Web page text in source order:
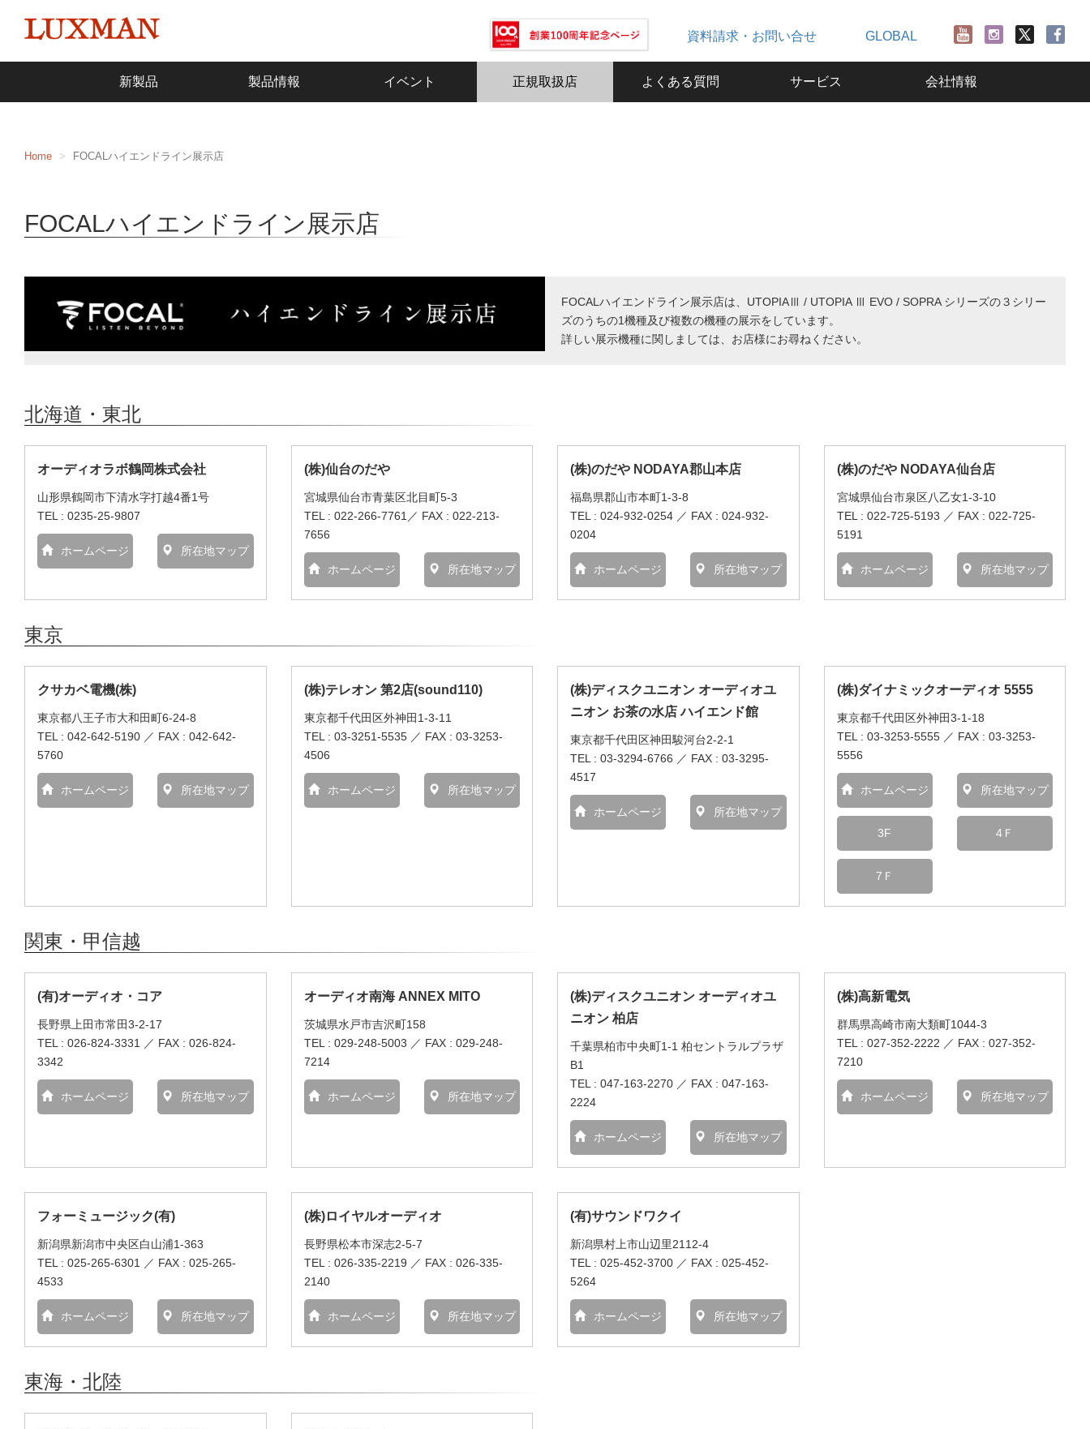
資料請求・お問い合せ GLOBAL
新製品 製品情報 イベント 正規取扱店 よくある質問 サービス 会社情報
Home FOCALハイエンドライン展示店
FOCALハイエンドライン展示店
FOCALハイエンドライン展示店は、UTOPIAⅢ / UTOPIA Ⅲ EVO / SOPRA シリーズの３シリー
ズのうちの1機種及び複数の機種の展示をしています。
詳しい展示機種に関しましては、お店様にお尋ねください。
北海道・東北
オーディオラボ鶴岡株式会社
山形県鶴岡市下清水字打越4番1号
TEL : 0235-25-9807
ホームページ 所在地マップ
(株)仙台のだや
宮城県仙台市青葉区北目町5-3
TEL : 022-266-7761／ FAX : 022-213-
7656
ホームページ 所在地マップ
(株)のだや NODAYA郡山本店
福島県郡山市本町1-3-8
TEL : 024-932-0254 ／ FAX : 024-932-
0204
ホームページ 所在地マップ
(株)のだや NODAYA仙台店
宮城県仙台市泉区八乙女1-3-10
TEL : 022-725-5193 ／ FAX : 022-725-
5191
ホームページ 所在地マップ
東京
クサカベ電機(株)
東京都八王子市大和田町6-24-8
TEL : 042-642-5190 ／ FAX : 042-642-
5760
ホームページ 所在地マップ
(株)テレオン 第2店(sound110)
東京都千代田区外神田1-3-11
TEL : 03-3251-5535 ／ FAX : 03-3253-
4506
ホームページ 所在地マップ
(株)ディスクユニオン オーディオユ
ニオン お茶の水店 ハイエンド館
東京都千代田区神田駿河台2-2-1
TEL : 03-3294-6766 ／ FAX : 03-3295-
4517
ホームページ 所在地マップ
(株)ダイナミックオーディオ 5555
東京都千代田区外神田3-1-18
TEL : 03-3253-5555 ／ FAX : 03-3253-
5556
ホームページ 所在地マップ
3F 4Ｆ
7Ｆ
関東・甲信越
(有)オーディオ・コア
長野県上田市常田3-2-17
TEL : 026-824-3331 ／ FAX : 026-824-
3342
ホームページ 所在地マップ
オーディオ南海 ANNEX MITO
茨城県水戸市吉沢町158
TEL : 029-248-5003 ／ FAX : 029-248-
7214
ホームページ 所在地マップ
(株)ディスクユニオン オーディオユ
ニオン 柏店
千葉県柏市中央町1-1 柏セントラルプラザ
B1
TEL : 047-163-2270 ／ FAX : 047-163-
2224
ホームページ 所在地マップ
(株)高新電気
群馬県高崎市南大類町1044-3
TEL : 027-352-2222 ／ FAX : 027-352-
7210
ホームページ 所在地マップ
フォーミュージック(有)
新潟県新潟市中央区白山浦1-363
TEL : 025-265-6301 ／ FAX : 025-265-
4533
ホームページ 所在地マップ
(株)ロイヤルオーディオ
長野県松本市深志2-5-7
TEL : 026-335-2219 ／ FAX : 026-335-
2140
ホームページ 所在地マップ
(有)サウンドワクイ
新潟県村上市山辺里2112-4
TEL : 025-452-3700 ／ FAX : 025-452-
5264
ホームページ 所在地マップ
東海・北陸